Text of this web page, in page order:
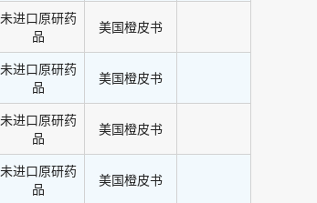
未进口原研药
品
美国橙皮书
未进口原研药
品
美国橙皮书
未进口原研药
品
美国橙皮书
未进口原研药
品
美国橙皮书